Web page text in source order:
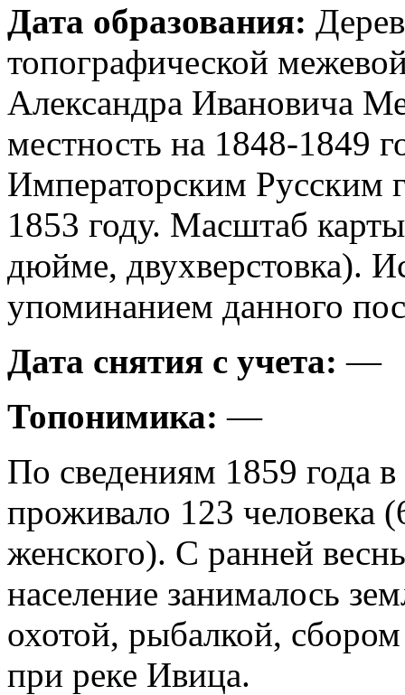
Дата образования:
топографической
Александра Ивановича
местность на 1848-1849
Императорским Русским
1853 году. Масштаб
дюйме, двухверстовка).
упоминанием данного
Дата снятия с учета: —
Топонимика: —
По сведениям 1859 года
проживало 123 человека
женского). С ранней
население занималось
охотой, рыбалкой,
при реке Ивица.